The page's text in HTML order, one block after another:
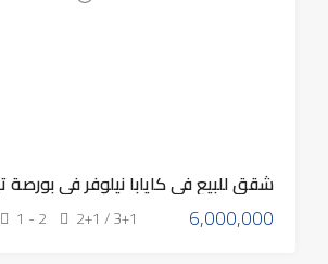
شقق للبيع في كايابا نيلوفر في بورصة تركيا
6,000,000
2+1 / 3+1
1 - 2